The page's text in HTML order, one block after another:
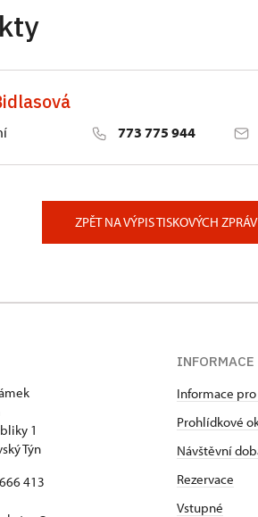
773 775 944
ZPĚT NA VÝPIS TISKOVÝCH ZPRÁV
1
Týn
413
Informace
Prohlídkové
Návštěvní
Rezervace
Vstupné